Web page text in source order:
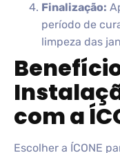
Finalização:
período de
limpeza das
com a
Escolher a ÍCONE